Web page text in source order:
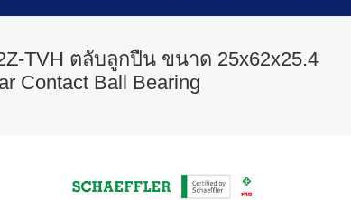
TVH ตลับลูกปืน ขนาด 25x62x25.4
Contact Ball Bearing